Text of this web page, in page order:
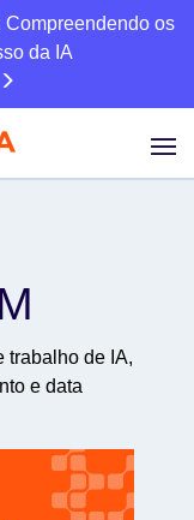
Compreendendo os
da IA
trabalho de IA,
e data